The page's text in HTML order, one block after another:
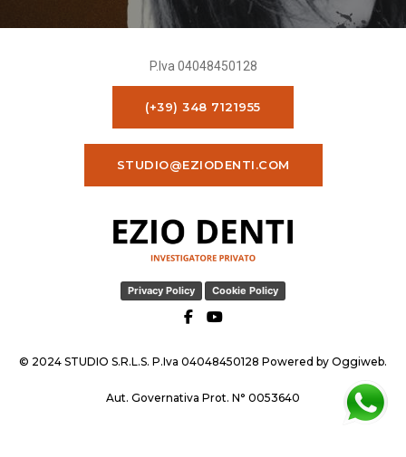
P.Iva 04048450128
(+39) 348 7121955
STUDIO@EZIODENTI.COM
Privacy Policy Cookie Policy
© 2024 STUDIO S.R.L.S. P.Iva 04048450128 Powered by Oggiweb.
Aut. Governativa Prot. N° 0053640